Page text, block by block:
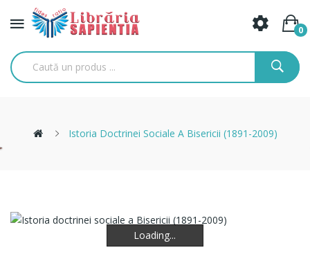
0
Istoria Doctrinei Sociale A Bisericii (1891-2009)
Loading...
Loading...
Loading...